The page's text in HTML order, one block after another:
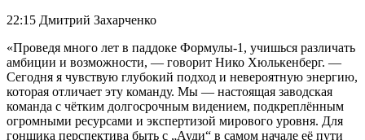
22:15 Дмитрий Захарченко
«Проведя много лет в паддоке Формулы-1, учишься различать
амбиции и возможности, — говорит Нико Хюлькенберг. —
Сегодня я чувствую глубокий подход и невероятную энергию,
которая отличает эту команду. Мы — настоящая заводская
команда с чётким долгосрочным видением, подкреплённым
огромными ресурсами и экспертизой мирового уровня. Для
гонщика перспектива быть с „Ауди“ в самом начале её пути